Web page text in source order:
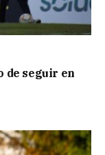
de seguir en